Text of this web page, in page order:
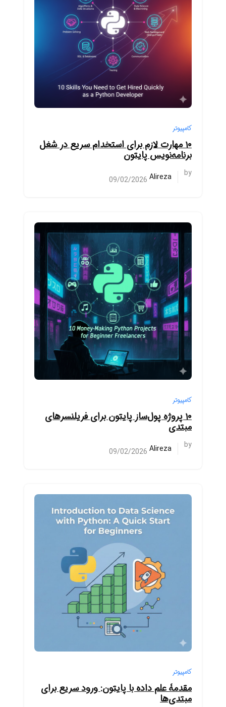
کامپیوتر
۱۰ مهارت لازم برای استخدام سریع در شغل
برنامه‌نویس پایتون
by
Alireza
09/02/2026
کامپیوتر
۱۰ پروژه پول‌ساز پایتون برای فریلنسرهای
مبتدی
by
Alireza
09/02/2026
کامپیوتر
مقدمۀ علم داده با پایتون: ورود سریع برای
مبتدی‌ها